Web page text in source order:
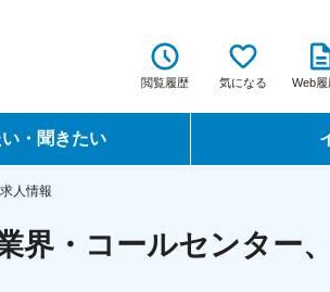
閲覧履歴 気になる Web履
・聞きたい
転職フェア
人情報
界・コールセンター